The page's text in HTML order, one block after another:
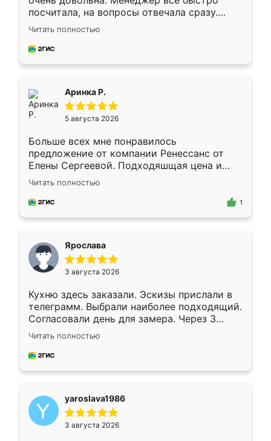
посчитала, на вопросы отвечала сразу.
Замерщик приехал в субботу, подошёл к
делу со всей ответственностью. Собрали
за день, ребята работали аккуратно, даже
Читать полностью
Аринка Р.
5 августа 2026
Больше всех мне понравилось
предложение от компании Ренессанс от
Елены Сергеевой. Подходяшщая цена и
короткие сроки изготовления. Приехавший
для замера сотрудник Владислав
предложил по моему эскизу самый
Читать полностью
1
Ярослава
3 августа 2026
Кухню здесь заказали. Эскизы прислали в
телеграмм. Выбрали наиболее подходящий.
Согласовали день для замера. Через 3
недели кухня была уже готова. Остались
довольны работой. Спасибо Ренессанс
мебель за качественную работу!
Читать полностью
yaroslava1986
3 августа 2026